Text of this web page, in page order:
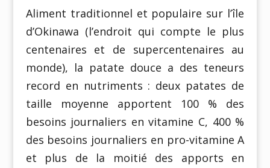
Aliment traditionnel et populaire sur l’île
d’Okinawa (l’endroit qui compte le plus
centenaires et de supercentenaires au
monde), la patate douce a des teneurs
record en nutriments : deux patates de
taille moyenne apportent 100 % des
besoins journaliers en vitamine C, 400 %
des besoins journaliers en pro-vitamine A
et plus de la moitié des apports en